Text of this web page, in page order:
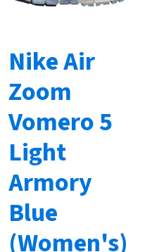
Nike Air
Zoom
Vomero 5
Light
Armory
Blue
(Women's)